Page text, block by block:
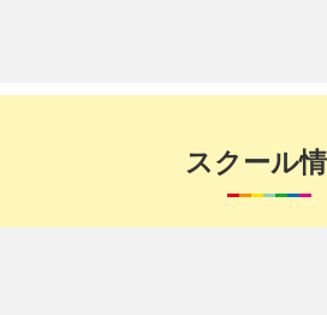
スクール